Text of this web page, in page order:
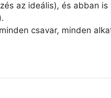
az ideális), és abban
csavar, minden